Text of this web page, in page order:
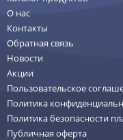
О нас
Контакты
Обратная связь
Новости
Акции
Пользовательское
Политика
Политика безопасности
Публичная оферта